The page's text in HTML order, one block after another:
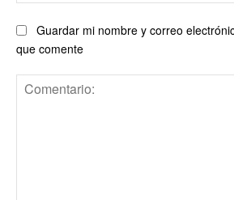
Guardar mi nombre y correo
que comente